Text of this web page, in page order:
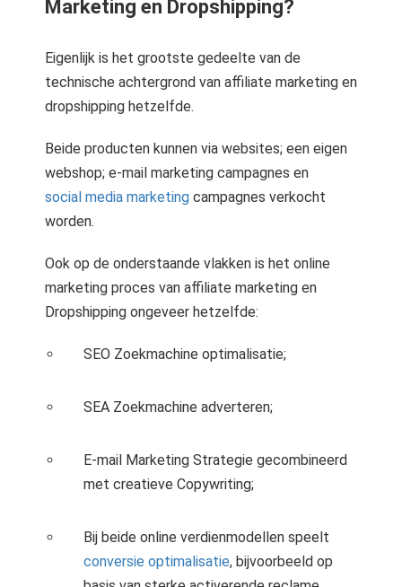
Marketing en Dropshipping?
Eigenlijk is het grootste gedeelte van de
technische achtergrond van affiliate marketing en
dropshipping hetzelfde.
Beide producten kunnen via websites; een eigen
webshop; e-mail marketing campagnes en
social media marketing campagnes verkocht
worden.
Ook op de onderstaande vlakken is het online
marketing proces van affiliate marketing en
Dropshipping ongeveer hetzelfde:
SEO Zoekmachine optimalisatie;
SEA Zoekmachine adverteren;
E-mail Marketing Strategie gecombineerd
met creatieve Copywriting;
Bij beide online verdienmodellen speelt
conversie optimalisatie, bijvoorbeeld op